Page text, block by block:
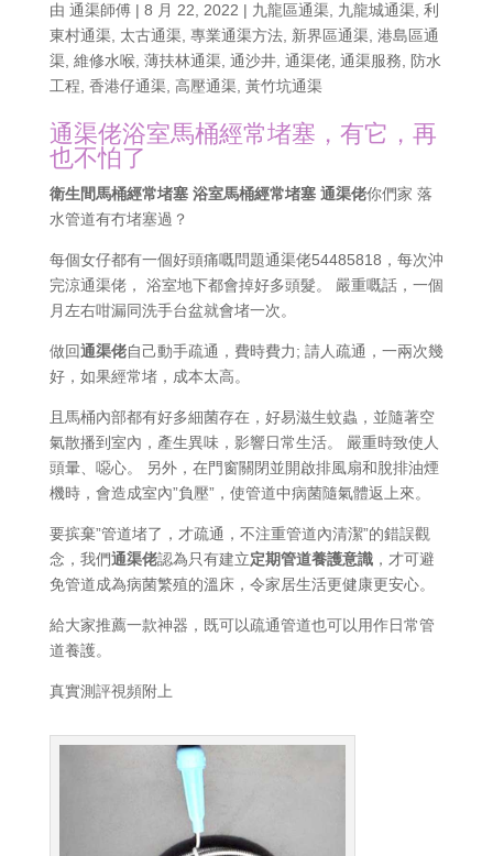
由 通渠師傅| 8 月 22, 2022 | 九龍區通渠, 九龍城通渠, 利
東村通渠, 太古通渠, 專業通渠方法, 新界區通渠, 港島區通
渠, 維修水喉, 薄扶林通渠, 通沙井, 通渠佬, 通渠服務
防水
工程 香港仔通渠, 高壓通渠, 黃竹坑通渠
通渠佬浴室馬桶經常堵塞，有它，再
也不怕了
衛生間馬桶經常堵塞 浴室馬桶經常堵塞 通渠佬你們家 落
水管道有冇堵塞過？
每個女仔都有一個好頭痛嘅問題通渠佬54485818，每次沖
完涼通渠佬， 浴室地下都會掉好多頭髮。 嚴重嘅話，一個
月左右咁漏同洗手台盆就會堵一次。
做回通渠佬自己動手疏通，費時費力; 請人疏通，一兩次幾
好，如果經常堵，成本太高。
且馬桶內部都有好多細菌存在，好易滋生蚊蟲，並隨著空
氣散播到室內，產生異味，影響日常生活。 嚴重時致使人
頭暈、噁心。 另外，在門窗關閉並開啟排風扇和脫排油煙
機時，會造成室內”負壓”，使管道中病菌隨氣體返上來。
要摈棄”管道堵了，才疏通，不注重管道內清潔”的錯誤觀
念，我們通渠佬認為只有建立定期管道養護意識，才可避
免管道成為病菌繁殖的溫床，令家居生活更健康更安心。
給大家推薦一款神器，既可以疏通管道也可以用作日常管
道養護。
真實測評視頻附上